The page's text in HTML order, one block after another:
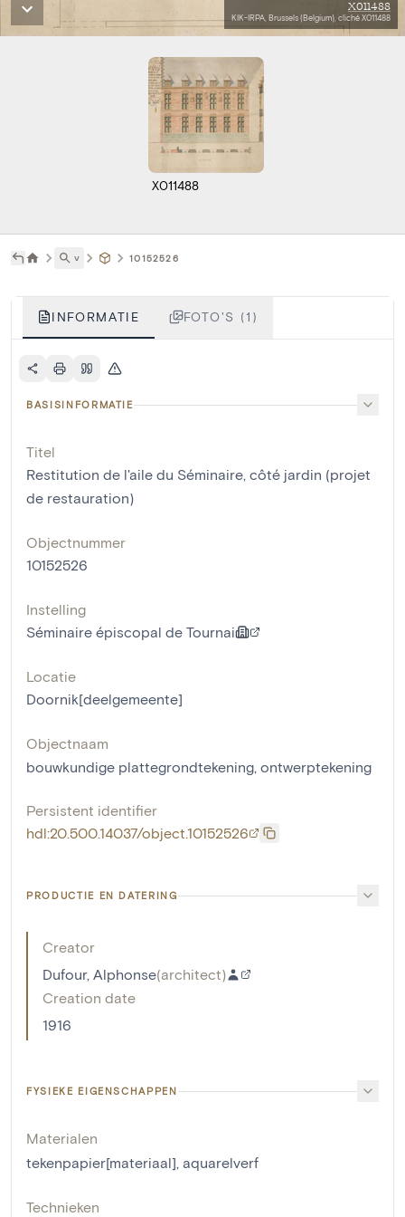
X011488
KIK-IRPA, Brussels (Belgium), cliché X011488
X011488
˅ 10152526
INFORMATIE FOTO'S (1)
BASISINFORMATIE
Titel
Restitution de l'aile du Séminaire, côté jardin (projet
de restauration)
Objectnummer
10152526
Instelling
Séminaire épiscopal de Tournai
Locatie
Doornik[deelgemeente]
Objectnaam
bouwkundige plattegrondtekening, ontwerptekening
Persistent identifier
hdl:20.500.14037/object.10152526
PRODUCTIE EN DATERING
Creator
Dufour, Alphonse(architect)
Creation date
1916
FYSIEKE EIGENSCHAPPEN
Materialen
tekenpapier[materiaal], aquarelverf
Technieken